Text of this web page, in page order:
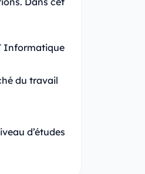
Informatique
du travail
d’études